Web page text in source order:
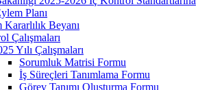
Planı
Beyanı
Çalışmaları
Yılı Çalışmaları
Sorumluk Matrisi Formu
İş Süreçleri Tanımlama Formu
Görev Tanımı Oluşturma Formu